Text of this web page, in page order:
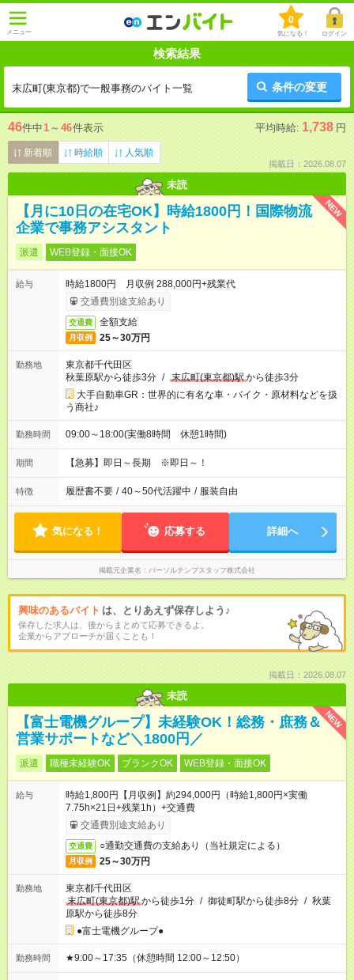
メニュー
0
気になる！ ログイン
検索結果
末広町(東京都)で一般事務のバイト一覧 条件の変更
46件中1 ～ 46件表示 平均時給: 1,738 円
新着順 時給順 人気順
掲載日：2026.08.07
未読
NEW
【月に10日の在宅OK】時給1800円！国際物流
企業で事務アシスタント
派遣 WEB登録・面接OK
給与
時給1800円 月収例 288,000円+残業代
交通費別途支給あり
交通費 全額支給
月収例 25～30万円
勤務地
東京都千代田区
秋葉原駅から徒歩3分 / 末広町(東京都)駅から徒歩3分
大手自動車GR：世界的に有名な車・バイク・原材料などを扱
う商社♪
勤務時間 09:00～18:00(実働8時間 休憩1時間)
期間 【急募】即日～長期 ※即日～！
特徴 履歴書不要 / 40～50代活躍中 / 服装自由
気になる！ 応募する 詳細へ
掲載元企業名 パーソルテンプスタッフ株式会社
興味のあるバイト は、とりあえず保存しよう♪
保存した求人は、後からまとめて応募できるよ。
企業からアプローチが届くことも！
掲載日：2026.08.07
未読
NEW
【富士電機グループ】未経験OK！総務・庶務＆
営業サポートなど＼1800円／
派遣 職種未経験OK ブランクOK WEB登録・面接OK
給与
時給1,800円【月収例】約294,000円（時給1,800円×実働
7.75h×21日+残業1h）+交通費
交通費別途支給あり
交通費 ○通勤交通費の支給あり（当社規定による）
月収例 25～30万円
勤務地
東京都千代田区
末広町(東京都)駅から徒歩1分 / 御徒町駅から徒歩8分 / 秋葉
原駅から徒歩8分
●富士電機グループ●
勤務時間 ★9:00～17:35（休憩時間 12:00～12:50）